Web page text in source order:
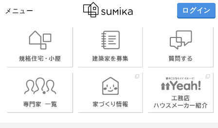
メニュー ログイン